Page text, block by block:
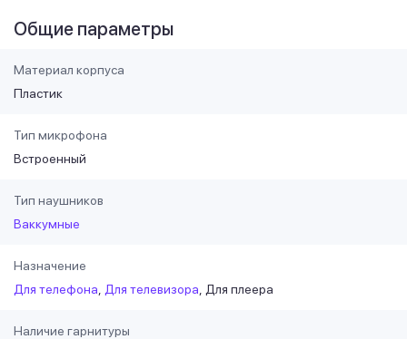
Общие параметры
Материал корпуса
Пластик
Тип микрофона
Встроенный
Тип наушников
Ваккумные
Назначение
Для телефона
Для телевизора Для плеера
Наличие гарнитуры